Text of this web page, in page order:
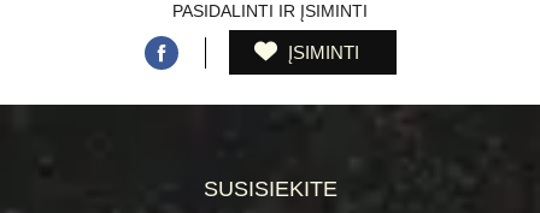
PASIDALINTI IR ĮSIMINTI
ĮSIMINTI
SUSISIEKITE